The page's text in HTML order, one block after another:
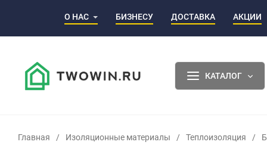
О НАС БИЗНЕСУ ДОСТАВКА АКЦИИ
КАТАЛОГ
Главная / Изоляционные материалы / Теплоизоляция /